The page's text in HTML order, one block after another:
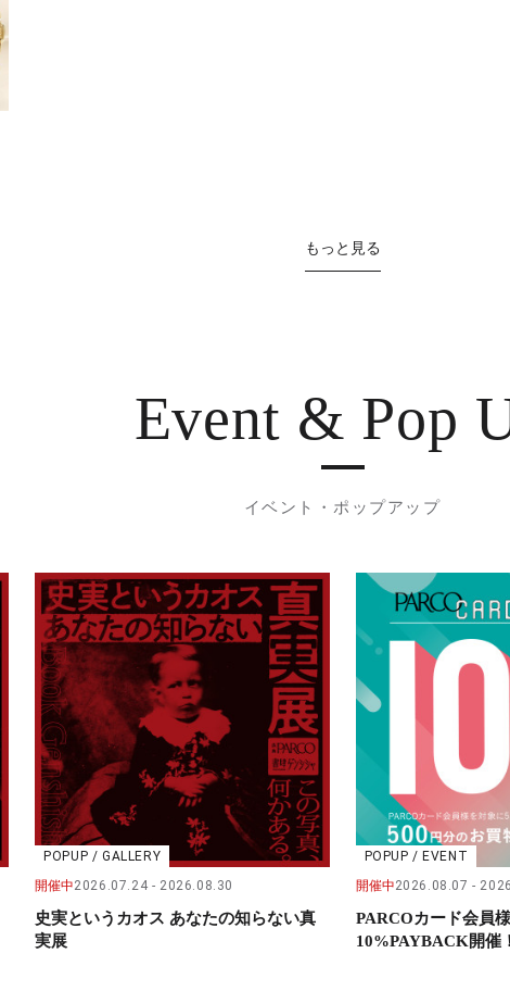
もっと見る
Event & Pop
イベント・ポップアップ
POPUP / GALLERY
開催中2026.07.24 2026.08.30
史実というカオス あなたの知らない真
実展
POPUP / EVENT
開催中2026.08.07
PARCOカード会
10%PAYBACK開催